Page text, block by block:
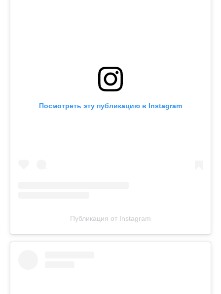
Посмотреть эту публикацию в Instagram
Публикация от Instagram